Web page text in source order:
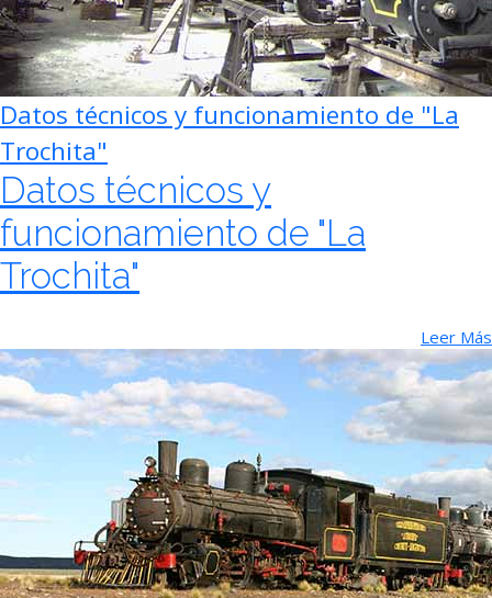
Datos técnicos y funcionamiento de "La
Trochita"
Datos técnicos y
funcionamiento de "La
Trochita"
Leer Más